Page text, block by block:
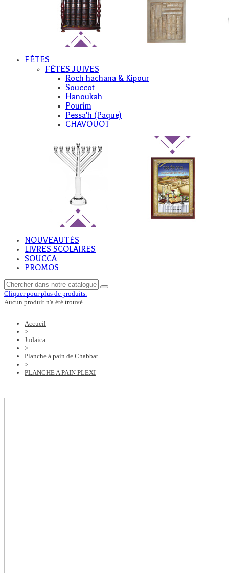
FÊTES
FÊTES JUIVES
Roch hachana & Kipour
Souccot
Hanoukah
Pourim
Pessa'h (Paque)
CHAVOUOT
NOUVEAUTÉS
LIVRES SCOLAIRES
SOUCCA
PROMOS
Cliquer pour plus de produits.
Aucun produit n'a été trouvé.
Accueil
>
Judaica
>
Planche à pain de Chabbat
>
PLANCHE A PAIN PLEXI